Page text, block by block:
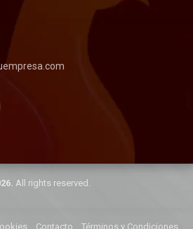
Contacto Términos y Condiciones
All rights reserved.